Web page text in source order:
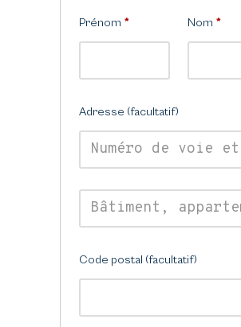
Prénom * Nom *
Adresse (facultatif)
Code postal (facultatif)